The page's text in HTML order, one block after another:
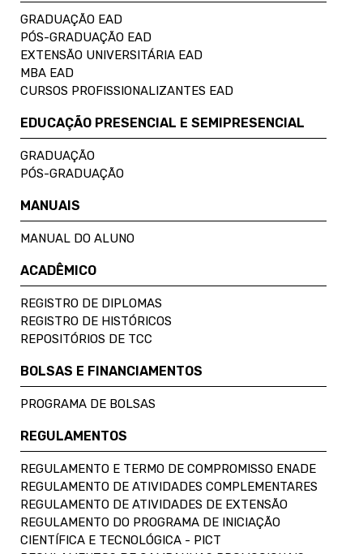
GRADUAÇÃO EAD
PÓS-GRADUAÇÃO EAD
EXTENSÃO UNIVERSITÁRIA EAD
MBA EAD
CURSOS PROFISSIONALIZANTES EAD
EDUCAÇÃO PRESENCIAL E SEMIPRESENCIAL
GRADUAÇÃO
PÓS-GRADUAÇÃO
MANUAIS
MANUAL DO ALUNO
ACADÊMICO
REGISTRO DE DIPLOMAS
REGISTRO DE HISTÓRICOS
REPOSITÓRIOS DE TCC
BOLSAS E FINANCIAMENTOS
PROGRAMA DE BOLSAS
REGULAMENTOS
REGULAMENTO E TERMO DE COMPROMISSO ENADE
REGULAMENTO DE ATIVIDADES COMPLEMENTARES
REGULAMENTO DE ATIVIDADES DE EXTENSÃO
REGULAMENTO DO PROGRAMA DE INICIAÇÃO
CIENTÍFICA E TECNOLÓGICA - PICT